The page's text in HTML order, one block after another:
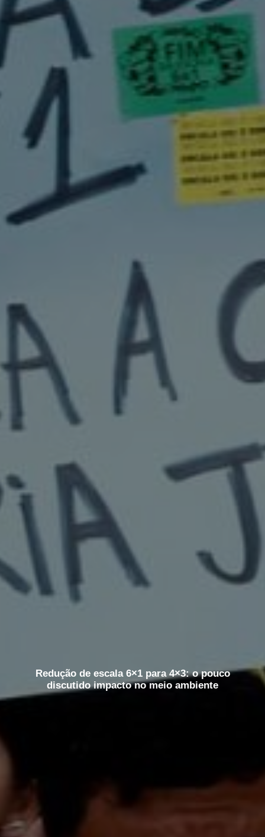
Redução de escala 6×1 para 4×3: o pouco
discutido impacto no meio ambiente